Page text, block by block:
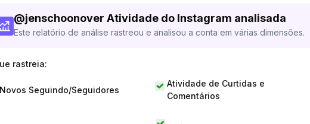
@jenschoonover Atividade do Instagram analisada
Este relatório de análise rastreou e analisou a conta em várias dimensões.
rastreia:
Novos Seguindo/Seguidores
Atividade de Curtidas e
Comentários